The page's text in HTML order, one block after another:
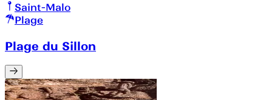
Saint-Malo
Plage
Plage du Sillon